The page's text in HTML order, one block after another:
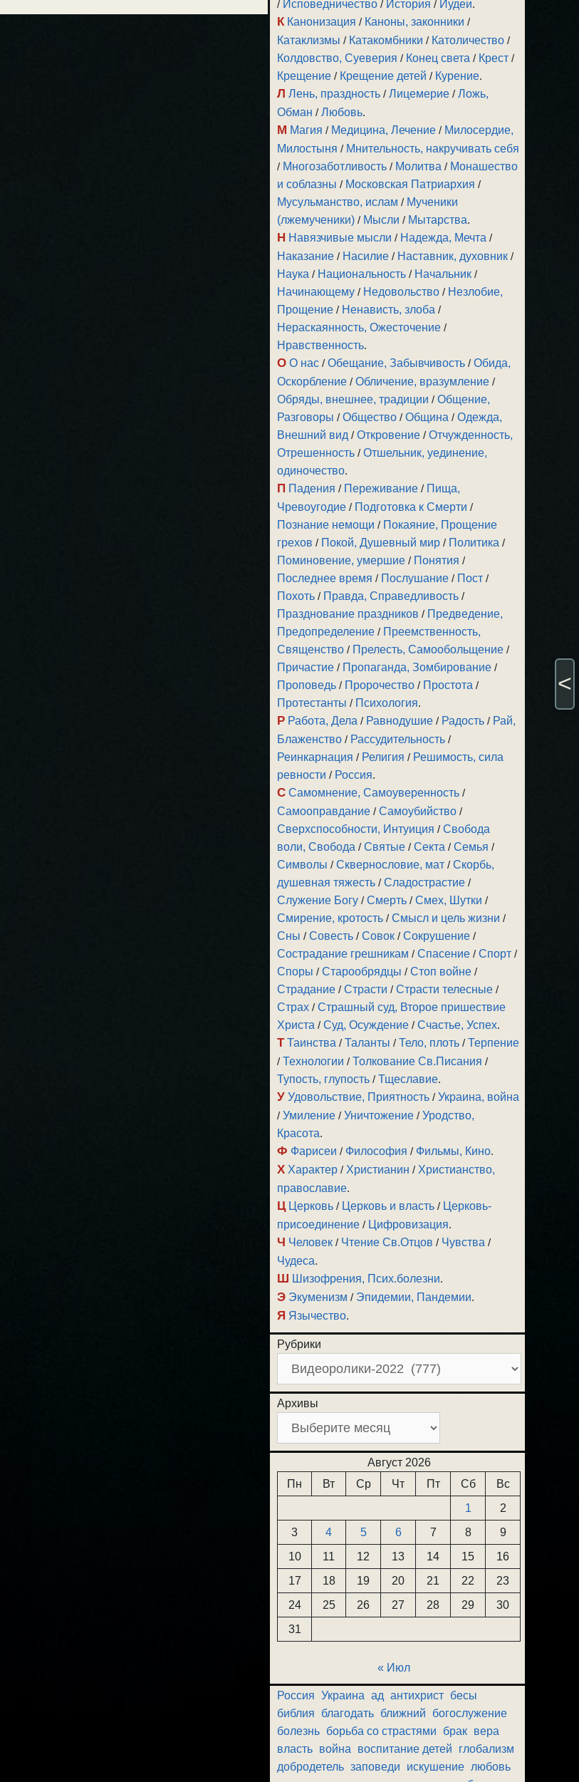
/ Исповедничество / История / Иудеи.
К Канонизация / Каноны, законники /
Катаклизмы / Катакомбники / Католичество /
Колдовство, Суеверия / Конец света / Крест /
Крещение / Крещение детей / Курение.
Л Лень, праздность /Лицемерие /Ложь,
Обман /Любовь.
М Магия / Медицина, Лечение / Милосердие,
Милостыня / Мнительность, накручивать себя
/ Многозаботливость / Молитва / Монашество
и соблазны / Московская Патриархия /
Мусульманство, ислам / Мученики
(лжемученики) / Мысли / Мытарства.
Н Навязчивые мысли / Надежда, Мечта /
Наказание / Насилие / Наставник, духовник /
Наука / Национальность / Начальник /
Начинающему / Недовольство / Незлобие,
Прощение / Ненависть, злоба /
Нераскаянность, Ожесточение /
Нравственность.
О О нас /Обещание, Забывчивость /Обида,
Оскорбление /Обличение, вразумление /
Обряды, внешнее, традиции /Общение,
Разговоры /Общество /Община /Одежда,
Внешний вид /Откровение /Отчужденность,
Отрешенность /Отшельник, уединение,
одиночество.
П Падения / Переживание / Пища,
Чревоугодие / Подготовка к Смерти /
Познание немощи / Покаяние, Прощение
грехов / Покой, Душевный мир / Политика /
Поминовение, умершие / Понятия /
Последнее время / Послушание / Пост /
Похоть / Правда, Справедливость /
Празднование праздников / Предведение,
Предопределение / Преемственность,
Священство / Прелесть, Самообольщение /
Причастие / Пропаганда, Зомбирование /
Проповедь / Пророчество / Простота /
Протестанты / Психология.
Р Работа, Дела / Равнодушие / Радость / Рай,
Блаженство / Рассудительность /
Реинкарнация / Религия / Решимость, сила
ревности / Россия.
С Самомнение, Самоуверенность /
Самооправдание /Самоубийство /
Сверхспособности, Интуиция /Свобода
воли, Свобода /Святые /Секта /Семья /
Символы /Сквернословие, мат /Скорбь,
душевная тяжесть /Сладострастие /
Служение Богу /Смерть /Смех, Шутки /
Смирение, кротость /Смысл и цель жизни /
Сны /Совесть /Совок /Сокрушение /
Сострадание грешникам /Спасение /Спорт /
Споры /Старообрядцы /Стоп войне /
Страдание /Страсти /Страсти телесные /
Страх /Страшный суд, Второе пришествие
Христа /Суд, Осуждение /Счастье, Успех.
Т Таинства /Таланты /Тело, плоть /Терпение
/Технологии /Толкование Св.Писания /
Тупость, глупость /Тщеславие.
У Удовольствие, Приятность /Украина, война
/Умиление /Уничтожение /Уродство,
Красота.
Ф Фарисеи / Философия / Фильмы, Кино.
Х Характер / Христианин / Христианство,
православие.
Ц Церковь / Церковь и власть / Церковь-
присоединение / Цифровизация.
Ч Человек / Чтение Св.Отцов / Чувства /
Чудеса.
Ш Шизофрения, Псих.болезни.
Э Экуменизм / Эпидемии, Пандемии.
Я Язычество.
Рубрики
Архивы
Август 2026
Пн
Вт Ср Чт Пт Сб
Вс
1
2
3
4 5 6 7 8
9
10
11 12 13 14 15
16
17
18 19 20 21 22
23
24
25 26 27 28 29
30
31
« Июл
Россия Украина ад антихрист бесы
библия
благодать ближний
богослужение
болезнь борьба со страстями брак вера
власть война воспитание детей
глобализм
добродетель заповеди искушение любовь
<